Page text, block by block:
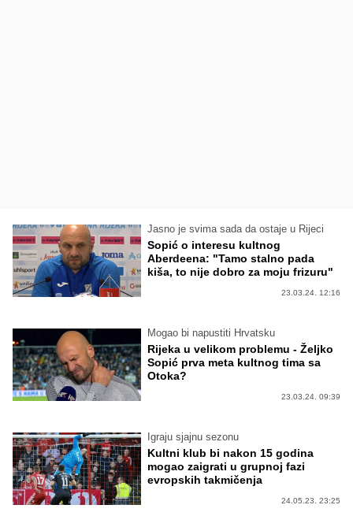
Jasno je svima sada da ostaje u Rijeci
Sopić o interesu kultnog
Aberdeena: "Tamo stalno pada
kiša, to nije dobro za moju frizuru"
23.03.24. 12:16
Mogao bi napustiti Hrvatsku
Rijeka u velikom problemu - Željko
Sopić prva meta kultnog tima sa
Otoka?
23.03.24. 09:39
Igraju sjajnu sezonu
Kultni klub bi nakon 15 godina
mogao zaigrati u grupnoj fazi
evropskih takmičenja
24.05.23. 23:25